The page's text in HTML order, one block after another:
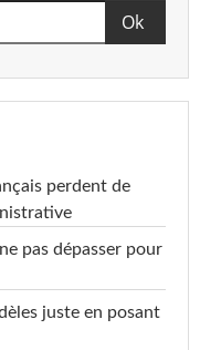
perdent de
pas dépasser pour
juste en posant